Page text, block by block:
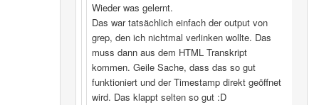
Wieder was gelernt.
Das war tatsächlich einfach der output von
grep, den ich nichtmal verlinken wollte. Das
muss dann aus dem HTML Transkript
kommen. Geile Sache, dass das so gut
funktioniert und der Timestamp direkt geöffnet
wird. Das klappt selten so gut :D